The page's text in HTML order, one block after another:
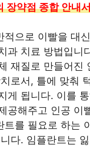
장약점 종합 안내
적으로 이빨을 대
과 치료 방법입니
재질로 만들어진
로서, 틀에 맞춰
게 됩니다. 이를
공해주고 인공 이
트를 필요로 하는
다. 임플란트는